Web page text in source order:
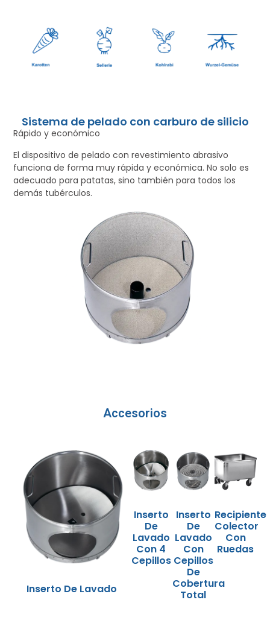
Sistema de pelado con carburo de silicio
Rápido y económico
El dispositivo de pelado con revestimiento abrasivo
funciona de forma muy rápida y económica. No solo es
adecuado para patatas, sino también para todos los
demás tubérculos.
Accesorios
Inserto De Lavado
Inserto
De
Lavado
Con 4
Cepillos
Inserto
De
Lavado
Con
Cepillos
De
Cobertura
Total
Recipiente
Colector
Con
Ruedas